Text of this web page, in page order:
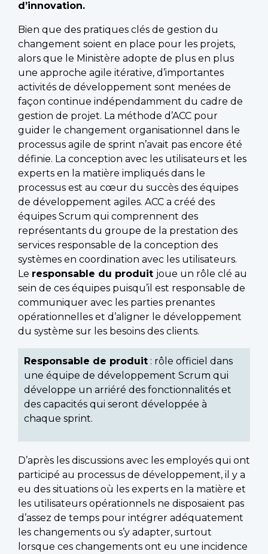
d’innovation.
Bien que des pratiques clés de gestion du
changement soient en place pour les projets,
alors que le Ministère adopte de plus en plus
une approche agile itérative, d’importantes
activités de développement sont menées de
façon continue indépendamment du cadre de
gestion de projet. La méthode d’ACC pour
guider le changement organisationnel dans le
processus agile de sprint n’avait pas encore été
définie. La conception avec les utilisateurs et les
experts en la matière impliqués dans le
processus est au cœur du succès des équipes
de développement agiles. ACC a créé des
équipes Scrum qui comprennent des
représentants du groupe de la prestation des
services responsable de la conception des
systèmes en coordination avec les utilisateurs.
Le responsable du produit joue un rôle clé au
sein de ces équipes puisqu’il est responsable de
communiquer avec les parties prenantes
opérationnelles et d’aligner le développement
du système sur les besoins des clients.
Responsable de produit : rôle officiel dans
une équipe de développement Scrum qui
développe un arriéré des fonctionnalités et
des capacités qui seront développée à
chaque sprint.
D’après les discussions avec les employés qui ont
participé au processus de développement, il y a
eu des situations où les experts en la matière et
les utilisateurs opérationnels ne disposaient pas
d’assez de temps pour intégrer adéquatement
les changements ou s’y adapter, surtout
lorsque ces changements ont eu une incidence